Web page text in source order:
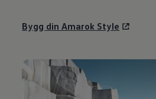
Bygg din Amarok Style